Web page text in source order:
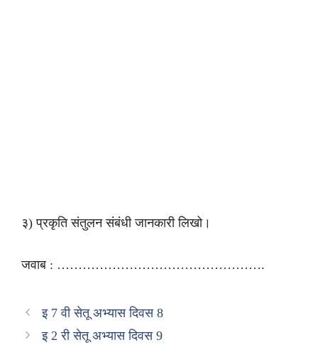
३) प्रकृति संतुलन संबंधी जानकारी लिखो।
जवाब : ………………………………………….
इ 7 वी सेतू अभ्यास दिवस 8
इ 2 री सेतू अभ्यास दिवस 9